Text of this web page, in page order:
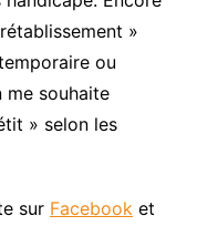
»
ou
me souhaite
» selon les
sur Facebook et